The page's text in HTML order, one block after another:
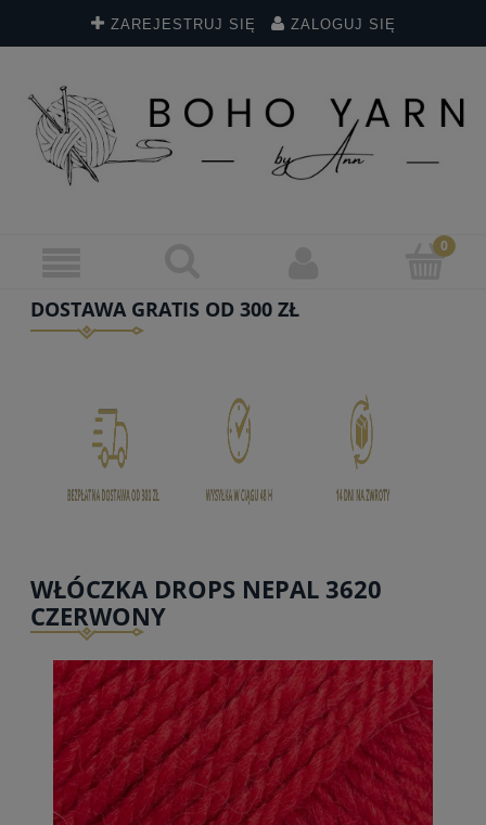
ZAREJESTRUJ SIĘ ZALOGUJ SIĘ
DOSTAWA GRATIS OD 300 ZŁ
WŁÓCZKA DROPS NEPAL 3620
CZERWONY